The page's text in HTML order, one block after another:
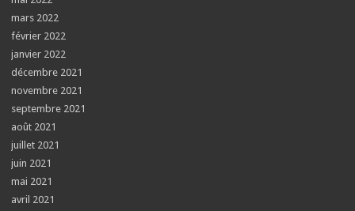
mars 2022
février 2022
janvier 2022
décembre 2021
novembre 2021
septembre 2021
août 2021
juillet 2021
juin 2021
mai 2021
avril 2021